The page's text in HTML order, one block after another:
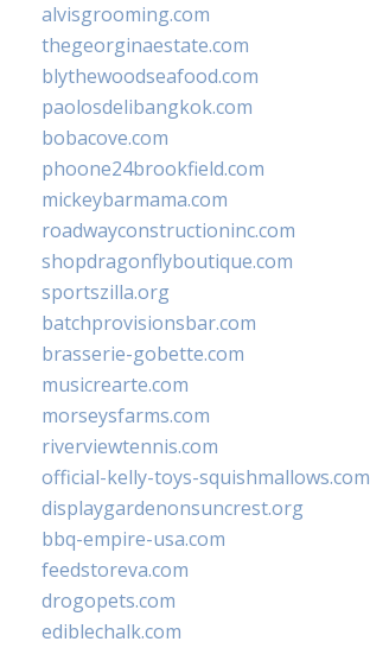
alvisgrooming.com
thegeorginaestate.com
blythewoodseafood.com
paolosdelibangkok.com
bobacove.com
phoone24brookfield.com
mickeybarmama.com
roadwayconstructioninc.com
shopdragonflyboutique.com
sportszilla.org
batchprovisionsbar.com
brasserie-gobette.com
musicrearte.com
morseysfarms.com
riverviewtennis.com
official-kelly-toys-squishmallows.com
displaygardenonsuncrest.org
bbq-empire-usa.com
feedstoreva.com
drogopets.com
ediblechalk.com